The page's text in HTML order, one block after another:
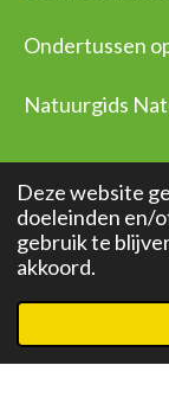
Deze website
doeleinden en/
gebruik te
akkoord.
Ondertussen
Natuurgids
© 2020 - 2026